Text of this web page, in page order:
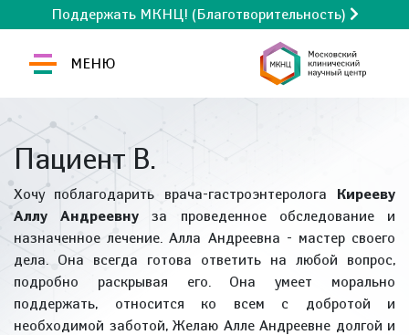
Поддержать МКНЦ! (Благотворительность)
МЕНЮ
Пациент В.
Хочу поблагодарить врача-гастроэнтеролога
Кирееву
Аллу Андреевну за проведенное обследование и
назначенное лечение. Алла Андреевна - мастер своего
дела. Она всегда готова ответить на любой вопрос,
подробно раскрывая его. Она умеет морально
поддержать, относится ко всем с добротой и
необходимой заботой, Желаю Алле Андреевне долгой и